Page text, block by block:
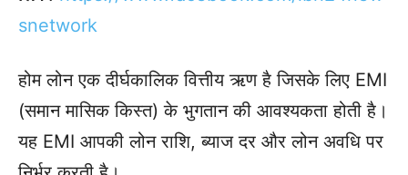
snetwork
होम लोन एक दीर्घकालिक वित्तीय ऋण है जिसके लिए EMI
(समान मासिक किस्त) के भुगतान की आवश्यकता होती है।
यह EMI आपकी लोन राशि, ब्याज दर और लोन अवधि पर